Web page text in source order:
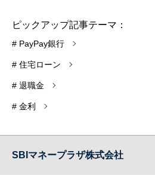
ピックアップ記事テーマ：
# PayPay銀行
# 住宅ローン
# 退職金
# 金利
SBIマネープラザ株式会社